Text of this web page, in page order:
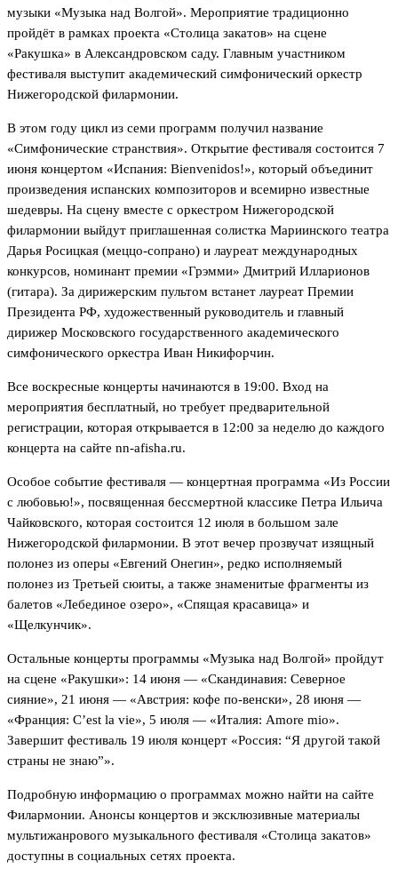
музыки «Музыка над Волгой». Мероприятие традиционно
пройдёт в рамках проекта «Столица закатов» на сцене
«Ракушка» в Александровском саду. Главным участником
фестиваля выступит академический симфонический оркестр
Нижегородской филармонии.
В этом году цикл из семи программ получил название
«Симфонические странствия». Открытие фестиваля состоится 7
июня концертом «Испания: Bienvenidos!», который объединит
произведения испанских композиторов и всемирно известные
шедевры. На сцену вместе с оркестром Нижегородской
филармонии выйдут приглашенная солистка Мариинского театра
Дарья Росицкая (меццо-сопрано) и лауреат международных
конкурсов, номинант премии «Грэмми» Дмитрий Илларионов
(гитара). За дирижерским пультом встанет лауреат Премии
Президента РФ, художественный руководитель и главный
дирижер Московского государственного академического
симфонического оркестра Иван Никифорчин.
Все воскресные концерты начинаются в 19:00. Вход на
мероприятия бесплатный, но требует предварительной
регистрации, которая открывается в 12:00 за неделю до каждого
концерта на сайте nn-afisha.ru.
Особое событие фестиваля — концертная программа «Из России
с любовью!», посвященная бессмертной классике Петра Ильича
Чайковского, которая состоится 12 июля в большом зале
Нижегородской филармонии. В этот вечер прозвучат изящный
полонез из оперы «Евгений Онегин», редко исполняемый
полонез из Третьей сюиты, а также знаменитые фрагменты из
балетов «Лебединое озеро», «Спящая красавица» и
«Щелкунчик».
Остальные концерты программы «Музыка над Волгой» пройдут
на сцене «Ракушки»: 14 июня — «Скандинавия: Северное
сияние», 21 июня — «Австрия: кофе по-венски», 28 июня —
«Франция: C’est la vie», 5 июля — «Италия: Amore mio».
Завершит фестиваль 19 июля концерт «Россия: “Я другой такой
страны не знаю”».
Подробную информацию о программах можно найти на сайте
Филармонии. Анонсы концертов и эксклюзивные материалы
мультижанрового музыкального фестиваля «Столица закатов»
доступны в социальных сетях проекта.